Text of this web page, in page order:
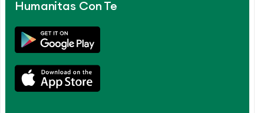
Humanitas Con Te